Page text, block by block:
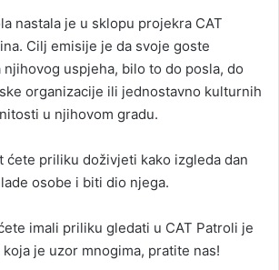
nastala je u sklopu projekra CAT
Cilj emisije je da svoje goste
uspjeha, bilo to do posla, do
organizacije ili jednostavno kulturnih
u njihovom gradu.
ćete priliku doživjeti kako izgleda dan
osobe i biti dio njega.
imali priliku gledati u CAT Patroli je
je uzor mnogima, pratite nas!